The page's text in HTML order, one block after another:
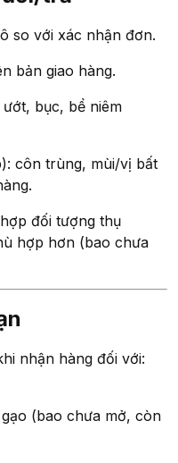
so với xác nhận đơn.
bản giao hàng.
bục, bể niêm
côn trùng, mùi/vị bất
đối tượng thụ
hợp hơn (bao chưa
nhận hàng đối với:
(bao chưa mở, còn